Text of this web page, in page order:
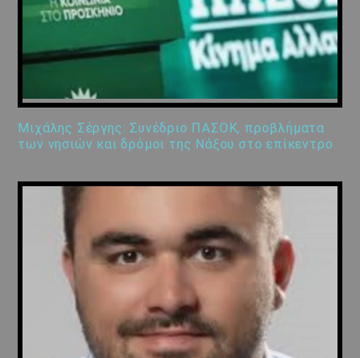
Μιχάλης Σέργης: Συνέδριο ΠΑΣΟΚ, προβλήματα
των νησιών και δρόμοι της Νάξου στο επίκεντρο